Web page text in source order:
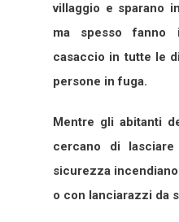
villaggio e sparano
ma spesso fanno
casaccio in tutte le
persone in fuga.
Mentre gli abitanti
cercano di
sicurezza
o con lanciarazzi da